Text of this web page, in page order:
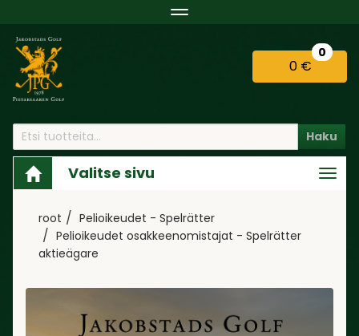
Navigaatio
0 €
0
Haku
Valitse sivu
root
Pelioikeudet - Spelrätter
Pelioikeudet osakkeenomistajat - Spelrätter
aktieägare